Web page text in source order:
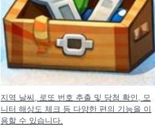
지역 날씨, 로또 번호 추출 및 당첨 확인, 모
니터 해상도 체크 등 다양한 편의 기능을 이
용할 수 있습니다.